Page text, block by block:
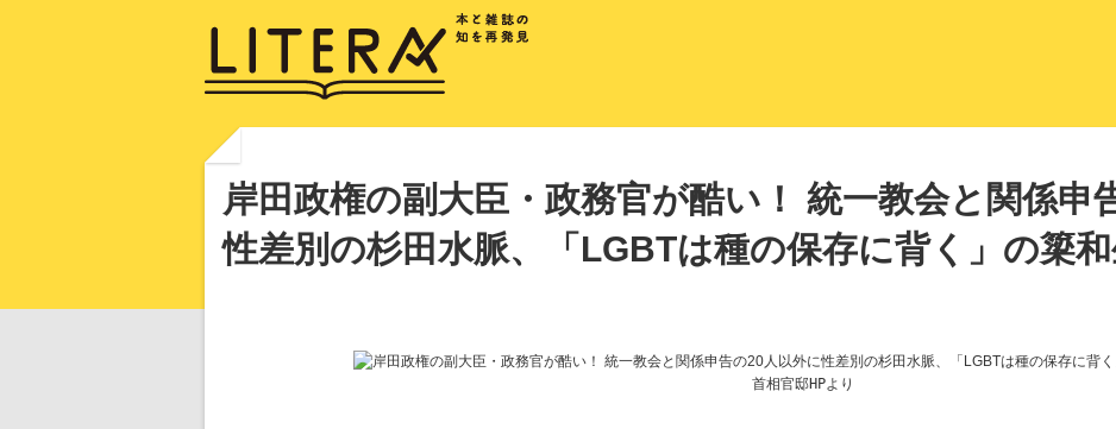
岸田政権の副大臣・政務官が酷い！ 統一教会と関係申
性差別の杉田水脈、「LGBTは種の保存に背く」の簗和
首相官邸HPより